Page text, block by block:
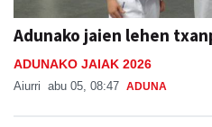
Adunako jaien lehen
ADUNAKO JAIAK 2026
Aiurri abu 05, 08:47 ADUNA